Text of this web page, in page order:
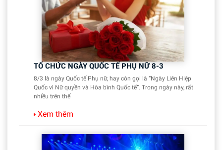
TỔ CHỨC NGÀY QUỐC TẾ PHỤ NỮ 8-3
8/3 là ngày Quốc tế Phụ nữ, hay còn gọi là “Ngày Liên Hiệp
Quốc vì Nữ quyền và Hòa bình Quốc tế”. Trong ngày này, rất
nhiều trên thế
Xem thêm